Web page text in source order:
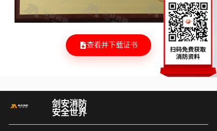
查看并下载证书
剑安消防
安全世界